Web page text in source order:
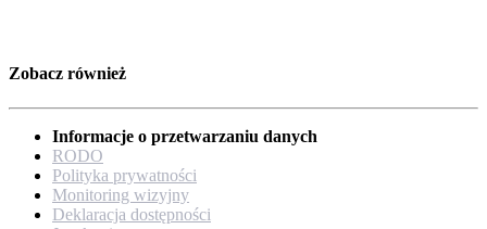
Zobacz również
Informacje o przetwarzaniu danych
RODO
Polityka prywatności
Monitoring wizyjny
Deklaracja dostępności